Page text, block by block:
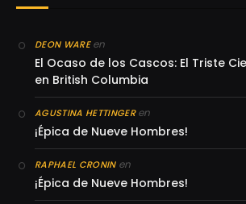
DEON WAREen
El Ocaso de los Cascos: El Triste
en British Columbia
AGUSTINA HETTINGERen
¡Épica de Nueve Hombres!
RAPHAEL CRONINen
¡Épica de Nueve Hombres!